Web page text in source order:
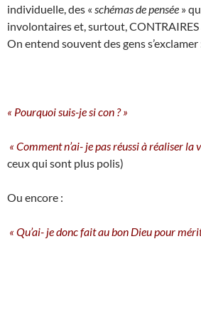
individuelle, des « schémas de pensée »
involontaires et, surtout,
On entend souvent des gens s’exclamer
« Pourquoi suis-je si con ? »
« Comment n’ai- je pas réussi à réaliser la
ceux qui sont plus polis)
Ou encore :
« Qu’ai- je donc fait au bon Dieu pour